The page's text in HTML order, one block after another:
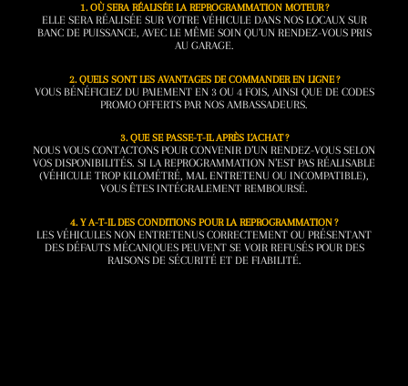
1. OÙ SERA RÉALISÉE LA REPROGRAMMATION MOTEUR ?
ELLE SERA RÉALISÉE SUR VOTRE VÉHICULE DANS NOS LOCAUX SUR
BANC DE PUISSANCE, AVEC LE MÊME SOIN QU’UN RENDEZ-VOUS PRIS
AU GARAGE.
2. QUELS SONT LES AVANTAGES DE COMMANDER EN LIGNE ?
VOUS BÉNÉFICIEZ DU PAIEMENT EN 3 OU 4 FOIS, AINSI QUE DE CODES
PROMO OFFERTS PAR NOS AMBASSADEURS.
3. QUE SE PASSE-T-IL APRÈS L’ACHAT ?
NOUS VOUS CONTACTONS POUR CONVENIR D’UN RENDEZ-VOUS SELON
VOS DISPONIBILITÉS. SI LA REPROGRAMMATION N’EST PAS RÉALISABLE
(VÉHICULE TROP KILOMÉTRÉ, MAL ENTRETENU OU INCOMPATIBLE),
VOUS ÊTES INTÉGRALEMENT REMBOURSÉ.
4. Y A-T-IL DES CONDITIONS POUR LA REPROGRAMMATION ?
LES VÉHICULES NON ENTRETENUS CORRECTEMENT OU PRÉSENTANT
DES DÉFAUTS MÉCANIQUES PEUVENT SE VOIR REFUSÉS POUR DES
RAISONS DE SÉCURITÉ ET DE FIABILITÉ.